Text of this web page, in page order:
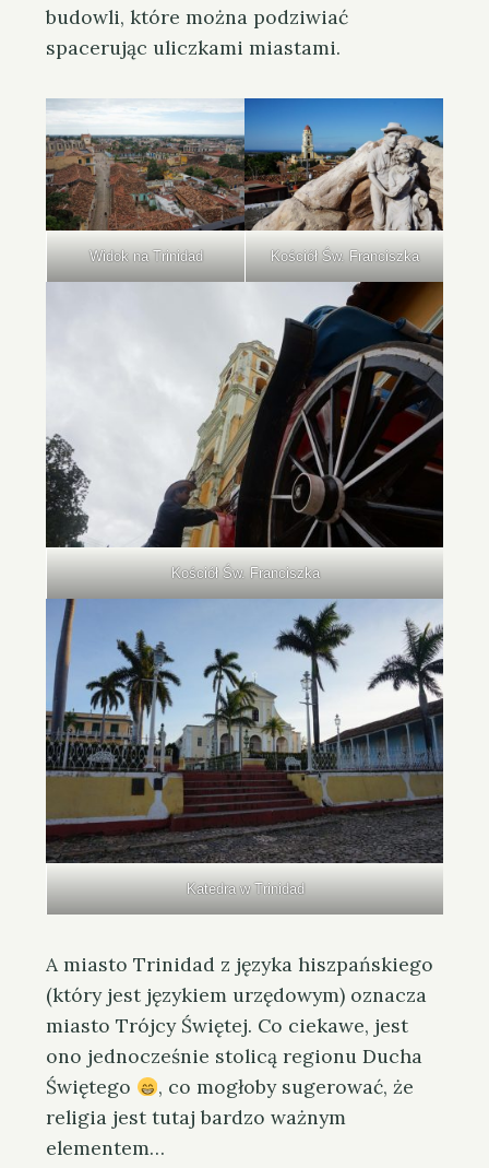
budowli, które można podziwiać
spacerując uliczkami miastami.
Widok na Trinidad Kościół Św. Franciszka
Kościół Św. Franciszka
Katedra w Trinidad
A miasto Trinidad z języka hiszpańskiego
(który jest językiem urzędowym) oznacza
miasto Trójcy Świętej. Co ciekawe, jest
ono jednocześnie stolicą regionu Ducha
Świętego
, co mogłoby sugerować, że
religia jest tutaj bardzo ważnym
elementem…